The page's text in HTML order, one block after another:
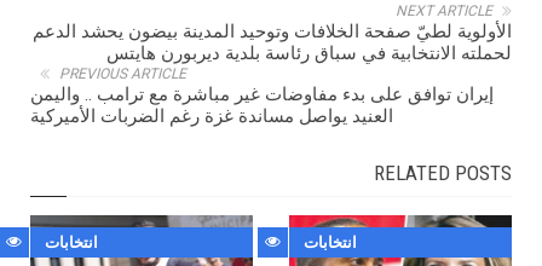
NEXT ARTICLE
الأولوية لطيّ صفحة الخلافات وتوحيد المدينة بيضون يحشد الدعم
لحملته الانتخابية في سباق رئاسة بلدية ديربورن هايتس
PREVIOUS ARTICLE
إيران توافق على بدء مفاوضات غير مباشرة مع ترامب .. واليمن
العنيد يواصل مساندة غزة رغم الضربات الأميركية
RELATED POSTS
انتخابات انتخابات